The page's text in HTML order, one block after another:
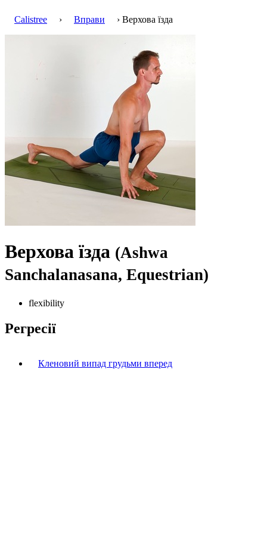
Calistree › Вправи › Верхова їзда
Верхова їзда (Ashwa
Sanchalanasana, Equestrian)
flexibility
Регресії
Кленовий випад грудьми вперед